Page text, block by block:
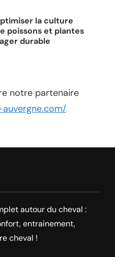
la culture
poissons et plantes
durable
notre partenaire
autour du cheval :
entrainement,
cheval !